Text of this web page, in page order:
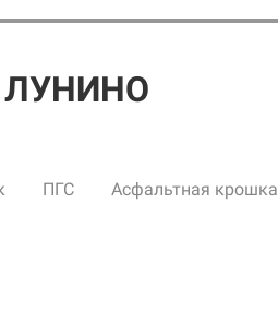
ПГС Асфальтная крошка